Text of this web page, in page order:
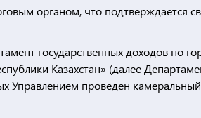
органом, что подтверждается
государственных доходов по
Казахстан» (далее
Управлением проведен